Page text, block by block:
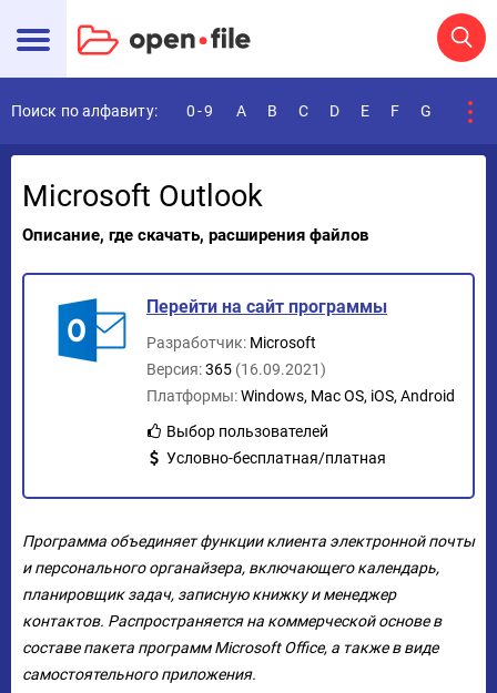
Поиск по алфавиту: 0-9 A B C D E F G
Microsoft Outlook
Описание, где скачать, расширения файлов
Перейти на сайт программы
Разработчик: Microsoft
Версия:365 (16.09.2021)
Платформы:Windows, Mac OS, iOS, Android
Выбор пользователей
Условно-бесплатная/платная
Программа объединяет функции клиента электронной почты
и персонального органайзера, включающего календарь,
планировщик задач, записную книжку и менеджер
контактов. Распространяется на коммерческой основе в
составе пакета программ Microsoft Office, а также в виде
самостоятельного приложения.